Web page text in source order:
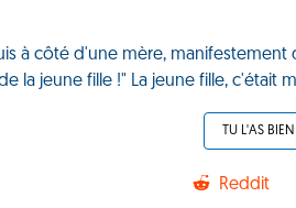
à côté d'une mère,
la jeune fille !" La jeune fille, c'était
TU L'AS
Reddit